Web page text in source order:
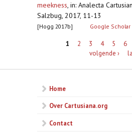
meekness, in: Analecta
Salzbug, 2017, 11-13
[Hogg 2017b] Google Scholar
Pagina's
1 2 3 4 5 6
volgende ›
Home
Over Cartusiana.org
Contact